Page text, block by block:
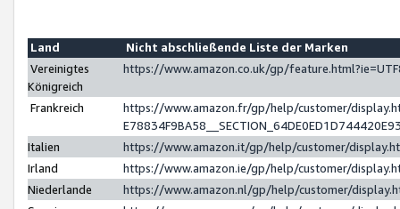
Land
Nicht abschließende Liste der Marken
Vereinigtes
Königreich
https://www.amazon.co.uk/gp/
Frankreich
https://www.amazon.fr/gp/help/customer/
Italien
https://www.amazon.it/gp/help/customer/
Irland
https://www.amazon.ie/gp/help/customer/
Niederlande
https://www.amazon.nl/gp/help/customer/